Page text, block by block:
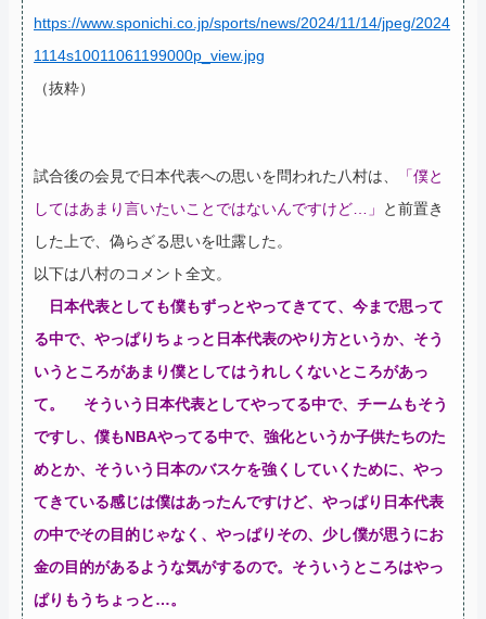
https://www.sponichi.co.jp/sports/news/2024/11/14/jpeg/2024
1114s10011061199000p_view.jpg
（抜粋）
試合後の会見で日本代表への思いを問われた八村は、
「僕と
してはあまり言いたいことではないんですけど…」
と前置き
した上で、偽らざる思いを吐露した。
以下は八村のコメント全文。
日本代表としても僕もずっとやってきてて、今まで思って
る中で、やっぱりちょっと日本代表のやり方というか、そう
いうところがあまり僕としてはうれしくないところがあっ
て。
そういう日本代表としてやってる中で、チームもそう
ですし、僕もNBAやってる中で、強化というか子供たちのた
めとか、そういう日本のバスケを強くしていくために、やっ
てきている感じは僕はあったんですけど、やっぱり日本代表
の中でその目的じゃなく、やっぱりその、少し僕が思うにお
金の目的があるような気がするので。そういうところはやっ
ぱりもうちょっと…。